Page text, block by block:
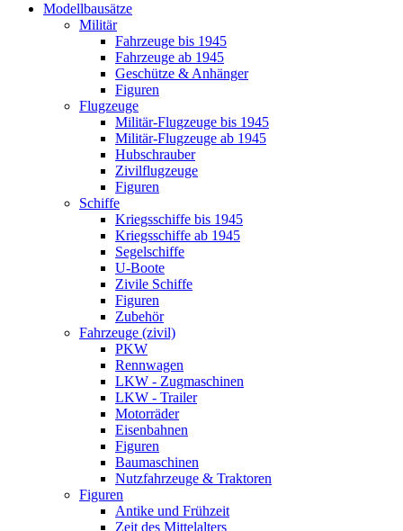
Modellbausätze
Militär
Fahrzeuge bis 1945
Fahrzeuge ab 1945
Geschütze & Anhänger
Figuren
Flugzeuge
Militär-Flugzeuge bis 1945
Militär-Flugzeuge ab 1945
Hubschrauber
Zivilflugzeuge
Figuren
Schiffe
Kriegsschiffe bis 1945
Kriegsschiffe ab 1945
Segelschiffe
U-Boote
Zivile Schiffe
Figuren
Zubehör
Fahrzeuge (zivil)
PKW
Rennwagen
LKW - Zugmaschinen
LKW - Trailer
Motorräder
Eisenbahnen
Figuren
Baumaschinen
Nutzfahrzeuge & Traktoren
Figuren
Antike und Frühzeit
Zeit des Mittelalters